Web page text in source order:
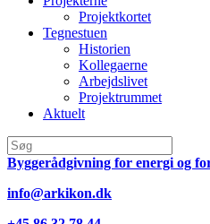
Projektkortet
Tegnestuen
Historien
Kollegaerne
Arbejdslivet
Projektrummet
Aktuelt
Byggerådgivning for energi og
info@arkikon.dk